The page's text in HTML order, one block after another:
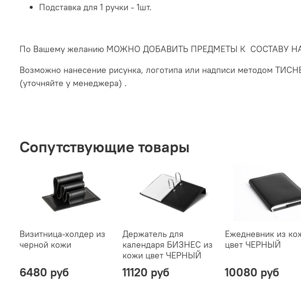
Подставка для 1 ручки - 1шт.
По Вашему желанию МОЖНО ДОБАВИТЬ ПРЕДМЕТЫ К СОСТАВУ
Возможно нанесение рисунка, логотипа или надписи методом
(уточняйте у менеджера) .
Сопутствующие товары
Визитница-холдер из
черной кожи
6480 руб
Держатель для
календаря БИЗНЕС из
кожи цвет ЧЕРНЫЙ
11120 руб
Ежедневник из
цвет ЧЕРНЫЙ
10080 руб